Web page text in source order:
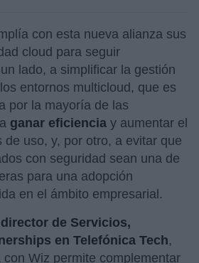
con esta nueva alianza sus
cloud para seguir
lado, a simplificar la gestión
entornos multicloud, que es
por la mayoría de las
ganar eficiencia y aumentar el
de uso, y, por otro, a evitar que
con seguridad sean una de
para una adopción
en el ámbito empresarial.
director de Servicios,
en Telefónica Tech,
con Wiz permite complementar